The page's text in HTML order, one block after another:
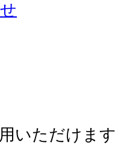
いただけま